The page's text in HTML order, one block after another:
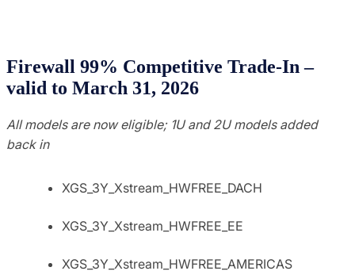
Firewall 99% Competitive Trade-In –
valid to March 31, 2026
All models are now eligible; 1U and 2U models added
back in
XGS_3Y_Xstream_HWFREE_DACH
XGS_3Y_Xstream_HWFREE_EE
XGS_3Y_Xstream_HWFREE_AMERICAS